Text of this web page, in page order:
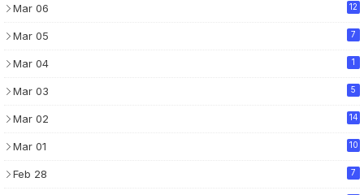
Mar 06 12
Mar 05 7
Mar 04 1
Mar 03 5
Mar 02 14
Mar 01 10
Feb 28 7